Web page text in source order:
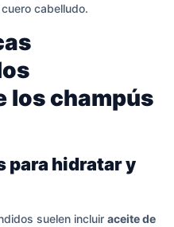
cabelludo.
los champús
para hidratar y
suelen incluir aceite de